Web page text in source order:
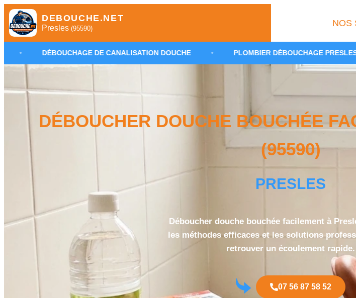
DEBOUCHE.NET
Presles (95590)
NOS
DE CANALISATION DOUCHE • PLOMBIER DÉBOUCHAGE PRESLES •
DÉBOUCHER DOUCHE BOUCHÉE
(95590)
PRESLES
Déboucher douche bouchée facilement à
les méthodes efficaces et les solutions
retrouver un écoulement rapide.
07 56 87 58 52